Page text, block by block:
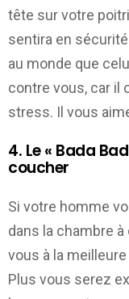
tête sur votre
sentira en
au monde que
contre vous, car il
stress. Il vous
4. Le « Bada
coucher
Si votre homme
dans la chambre
vous à la
Plus vous serez